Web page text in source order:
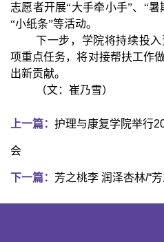
志愿者开展“大手牵小手”、“暑
“小纸条”等活动。
下一步，学院将持续投
项重点任务，将对接帮扶工作
出新贡献。
（文：崔乃雪）
上一篇： 护理与康复学院举行
会
下一篇： 芳之桃李 润泽杏林/“